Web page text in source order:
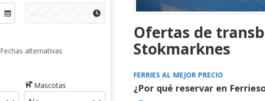
Fechas alternativas
Mascotas
Ofertas de
Stokmarknes
FERRIES AL MEJOR PRECIO
¿Por qué reservar en